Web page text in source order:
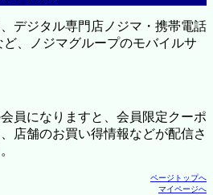
デジタル専門店ノジマ・携帯電話
、ノジマグループのモバイルサ
員になりますと、会員限定クーポ
店舗のお買い得情報などが配信さ
ページトップへ
マイページへ